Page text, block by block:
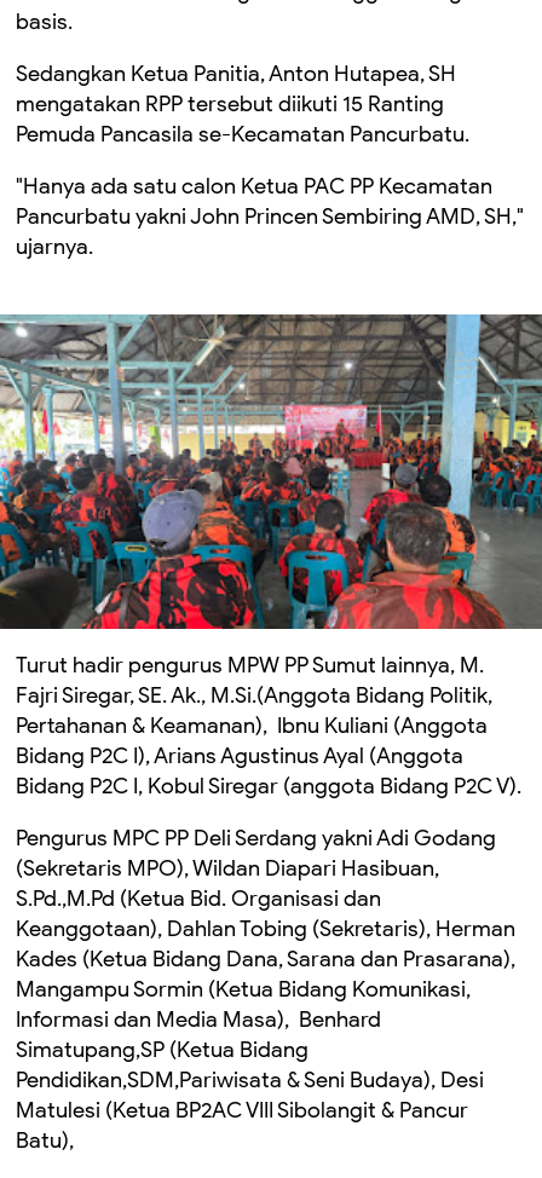
basis.
Sedangkan Ketua Panitia, Anton Hutapea, SH
mengatakan RPP tersebut diikuti 15 Ranting
Pemuda Pancasila se-Kecamatan Pancurbatu.
"Hanya ada satu calon Ketua PAC PP Kecamatan
Pancurbatu yakni John Princen Sembiring AMD, SH,"
ujarnya.
Turut hadir pengurus MPW PP Sumut lainnya, M.
Fajri Siregar, SE. Ak., M.Si.(Anggota Bidang Politik,
Pertahanan & Keamanan), Ibnu Kuliani (Anggota
Bidang P2C I), Arians Agustinus Ayal (Anggota
Bidang P2C I, Kobul Siregar (anggota Bidang P2C V).
Pengurus MPC PP Deli Serdang yakni Adi Godang
(Sekretaris MPO), Wildan Diapari Hasibuan,
S.Pd.,M.Pd (Ketua Bid. Organisasi dan
Keanggotaan), Dahlan Tobing (Sekretaris), Herman
Kades (Ketua Bidang Dana, Sarana dan Prasarana),
Mangampu Sormin (Ketua Bidang Komunikasi,
Informasi dan Media Masa), Benhard
Simatupang,SP (Ketua Bidang
Pendidikan,SDM,Pariwisata & Seni Budaya), Desi
Matulesi (Ketua BP2AC VIII Sibolangit & Pancur
Batu),